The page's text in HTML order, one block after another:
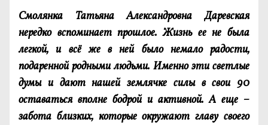
Смолянка Татьяна Александровна Даревская
нередко вспоминает прошлое. Жизнь ее не была
легкой, и всё же в ней было немало радости,
подаренной родными людьми. Именно эти светлые
думы и дают нашей землячке силы в свои 90
оставаться вполне бодрой и активной. А еще –
забота близких, которые окружают главу своего